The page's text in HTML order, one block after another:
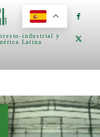
industrial y
Latina